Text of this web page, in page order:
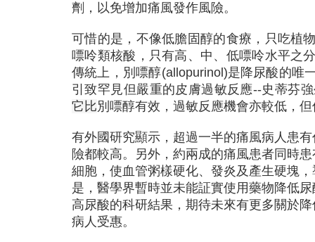
劑，以免增加痛風發作風險。
可惜的是，不像低膽固醇的食療，只吃植
嘌呤類核酸，只有高、中、低嘌呤水平之
傳統上，別嘌醇(allopurinol)是降尿酸的唯
引致罕見但嚴重的皮膚過敏反應--史蒂芬
它比別嘌醇有效，過敏反應機會亦較低，
有外國研究顯示，超過一半的痛風病人患
險都較高。另外，約兩成的痛風患者同時
細胞，使血管粥樣硬化、發炎及產生硬塊
是，醫學界暫時並未能証實使用藥物降低
高尿酸的科研結果，期待未來有更多關於
病人受惠。